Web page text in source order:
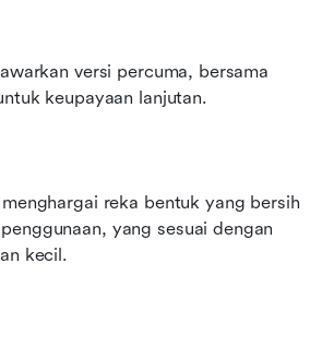
versi percuma, bersama
keupayaan lanjutan.
reka bentuk yang bersih
yang sesuai dengan
kecil.